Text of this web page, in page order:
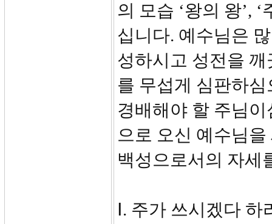
의 모습 ‘왕의 왕’,
십니다. 예수님은
성하시고 성전을
를 무섭게 심판하
경배해야 할 주님
으로 오신 예수님
백성으로서의 자세
Ⅰ. 주가 쓰시겠다 하